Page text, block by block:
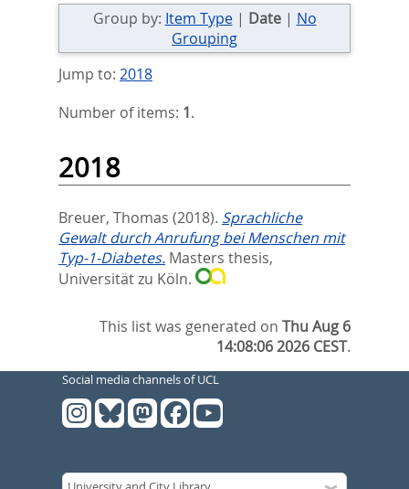
Group by: Item Type| Date| No
Grouping
Jump to: 2018
Number of items: 1.
2018
Breuer, Thomas (2018). Sprachliche
Gewalt durch Anrufung bei Menschen mit
Typ-1-Diabetes. Masters thesis,
Universität zu Köln.
This list was generated onThu Aug 6
14:08:06 2026 CEST.
Social media channels of UCL